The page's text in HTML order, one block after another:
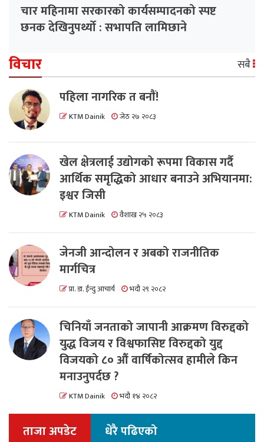
चार महिनामा सरकारको कार्यसम्पादनको स्पष्ट
छनक देखिनुपर्थ्यो : सभापति लामिछाने
विचार सबै
पहिला नागरिक त बनाैं!
KTM Dainik जेठ २७ २०८३
खेल क्षेत्रलाई उद्योगको रूपमा विकास गर्दै
आर्थिक समृद्धिको आधार बनाउने अभियानमा:
इश्वर जिसी
KTM Dainik वैशाख २५ २०८३
जेनजी आन्दोलन र अबको राजनीतिक
मार्गचित्र
प्रा. डा. ईन्दु आचार्य भदौ २९ २०८२
चिनियाँ जनताको जापानी आक्रमण विरुद्दको
युद्ध विजय र विश्वफासिष्ट विरुद्दको युद्द
विजयको ८० औं वार्षिकोत्सव हामीले किन
मनाउनुपर्दछ ?
KTM Dainik भदौ १४ २०८२
ताजा अपडेट धेरै पढिएको